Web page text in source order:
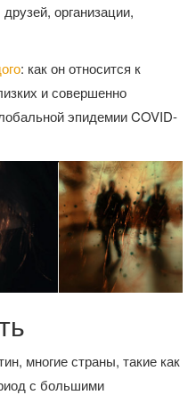
организации,
: как он относится к
и совершенно
эпидемии COVID-
многие страны, такие как
с большими